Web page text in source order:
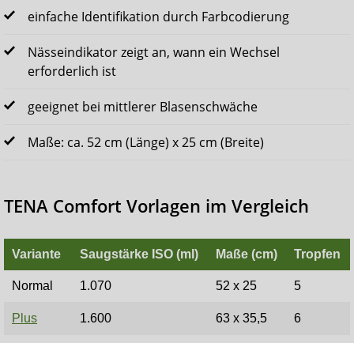
einfache Identifikation durch Farbcodierung
Nässeindikator zeigt an, wann ein Wechsel
erforderlich ist
geeignet bei mittlerer Blasenschwäche
Maße: ca. 52 cm (Länge) x 25 cm (Breite)
TENA Comfort Vorlagen im Vergleich
Variante Saugstärke ISO (ml) Maße (cm) Tropfen
Normal 1.070 52 x 25 5
Plus 1.600 63 x 35,5 6